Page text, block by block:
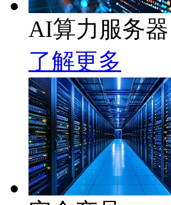
AI算力服务器
了解更多